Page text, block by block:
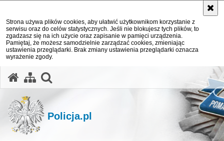
Strona używa plików cookies, aby ułatwić użytkownikom korzystanie z
serwisu oraz do celów statystycznych. Jeśli nie blokujesz tych plików, to
zgadzasz się na ich użycie oraz zapisanie w pamięci urządzenia.
Pamiętaj, że możesz samodzielnie zarządzać cookies, zmieniając
ustawienia przeglądarki. Brak zmiany ustawienia przeglądarki oznacza
wyrażenie zgody.
Policja.pl